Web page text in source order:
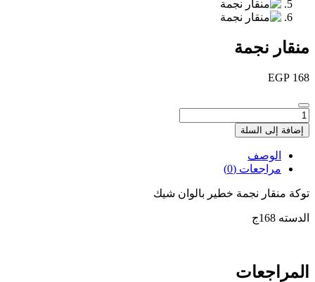
منقار نجمة
EGP 168
كمية
منقار
نجمة
إضافة إلى السلة
الوصف
مراجعات (0)
توكة منقار نجمة خطير بالوان شيك
الدسته 168ج
المراجعات